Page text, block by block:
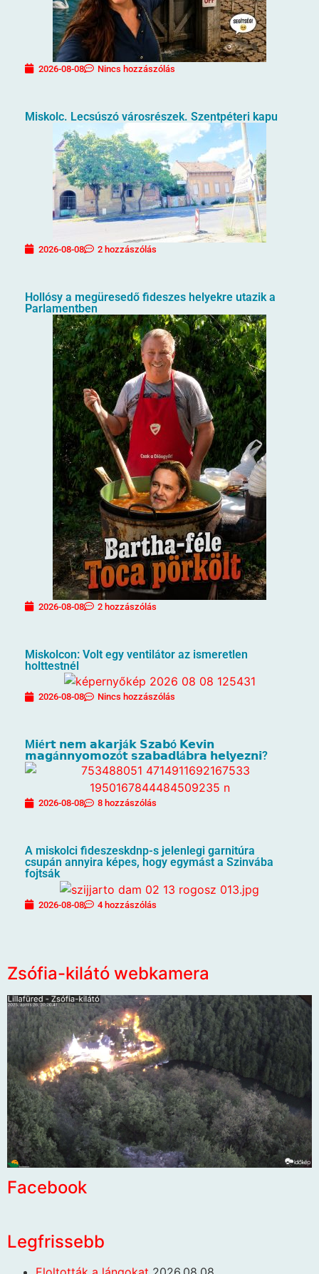
2026-08-08 Nincs hozzászólás
Miskolc. Lecsúszó városrészek. Szentpéteri kapu
2026-08-08 2 hozzászólás
Hollósy a megüresedő fideszes helyekre utazik a
Parlamentben
2026-08-08 2 hozzászólás
Miskolcon: Volt egy ventilátor az ismeretlen
holttestnél
2026-08-08 Nincs hozzászólás
M𝗶é𝗿𝘁 𝗻𝗲𝗺 𝗮𝗸𝗮𝗿𝗷á𝗸 𝗦𝘇𝗮𝗯ó 𝗞𝗲𝘃𝗶𝗻
𝗺𝗮𝗴á𝗻𝗻𝘆𝗼𝗺𝗼𝘇ó𝘁 𝘀𝘇𝗮𝗯𝗮𝗱𝗹á𝗯𝗿𝗮 𝗵𝗲𝗹𝘆𝗲𝘇𝗻𝗶?
2026-08-08 8 hozzászólás
A miskolci fideszeskdnp-s jelenlegi garnitúra
csupán annyira képes, hogy egymást a Szinvába
fojtsák
2026-08-08 4 hozzászólás
Zsófia-kilátó webkamera
Facebook
Legfrissebb